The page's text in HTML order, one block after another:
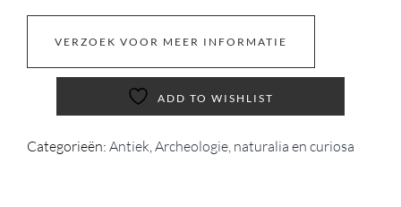
VERZOEK VOOR MEER INFORMATIE
ADD TO WISHLIST
Categorieën: Antiek Archeologie, naturalia en curiosa